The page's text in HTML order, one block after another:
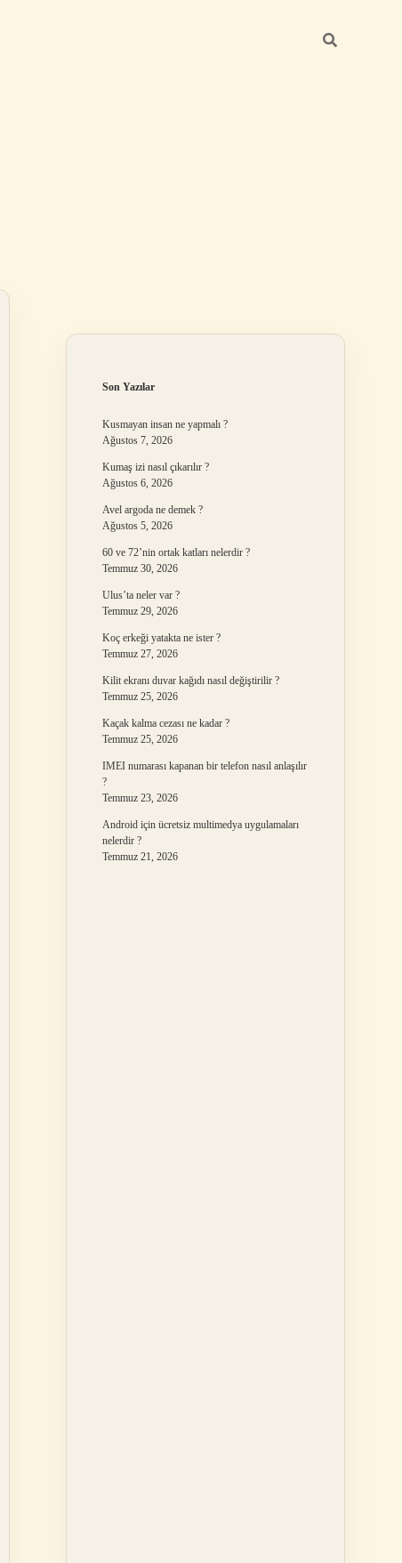
Son Yazılar
Kusmayan insan ne yapmalı ?
Ağustos 7, 2026
Kumaş izi nasıl çıkarılır ?
Ağustos 6, 2026
Avel argoda ne demek ?
Ağustos 5, 2026
60 ve 72’nin ortak katları nelerdir ?
Temmuz 30, 2026
Ulus’ta neler var ?
Temmuz 29, 2026
Koç erkeği yatakta ne ister ?
Temmuz 27, 2026
Kilit ekranı duvar kağıdı nasıl değiştirilir ?
Temmuz 25, 2026
Kaçak kalma cezası ne kadar ?
Temmuz 25, 2026
IMEI numarası kapanan bir telefon nasıl anlaşılır
?
Temmuz 23, 2026
Android için ücretsiz multimedya uygulamaları
nelerdir ?
Temmuz 21, 2026